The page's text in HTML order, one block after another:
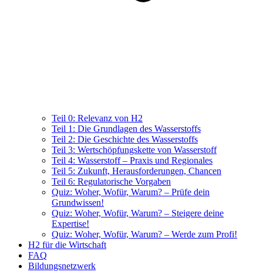
Teil 0: Relevanz von H2
Teil 1: Die Grundlagen des Wasserstoffs
Teil 2: Die Geschichte des Wasserstoffs
Teil 3: Wertschöpfungskette von Wasserstoff
Teil 4: Wasserstoff – Praxis und Regionales
Teil 5: Zukunft, Herausforderungen, Chancen
Teil 6: Regulatorische Vorgaben
Quiz: Woher, Wofür, Warum? – Prüfe dein
Grundwissen!
Quiz: Woher, Wofür, Warum? – Steigere deine
Expertise!
Quiz: Woher, Wofür, Warum? – Werde zum Profi!
H2 für die Wirtschaft
FAQ
Bildungsnetzwerk